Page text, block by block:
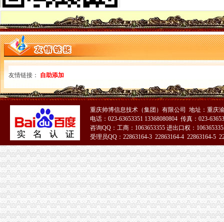
一般纳税人申报表填表说明（试点纳税人适用）|广东省国家税务局
增值税申报表怎么填一般纳税人增值税申报表_土豆
增值税一般纳税人申报
一般纳税人申请书怎么样写_已解决-阿里巴巴生意经
其他增值税一般纳税人申报表培训-原创-搜狐
一般纳税人申请书(范本)_广佛会计交流群组_新浪博客
2016增值税一般纳税人纳税申报表_工商税务_中顾律网
小规模转一般纳税人申报表如何衔接_上海包听|E都市
一般纳税人申报表
增值税纳税申报表（一般纳税人适用）及其附列资料
如何填制一般纳税人增值税申报表(2)-蝴蝶飞飞的日志-网易博客
一般纳税人申报表填写及关键点说明
2016新《增值税纳税申报表（一般纳税人适用）》及其附列资料
2016年营改增后一般纳税人申报表（样表）
一般纳税人申请书
增值税新版一般纳税人申报表填写热点问题_中华会计网校_税务网校
增值税一般纳税人申请书怎么写？_百度知道
6月申报期来了,新旧增值税一般纳税人填报关键点要知道！_搜狐其它
一般纳税人申报表及附表.xls
增值税一般纳税人申报表填写说明
2016新.《增值税纳税申报表（一般纳税人适用）》及其附列资料填
友情链接： 自助添加
重庆帅博信息技术（集团）有限公司 地址：重庆
电话：023-63653351 13368080804 传真：023-
咨询QQ：工商：1063653355 进出口权：
受理员QQ：22863164-3 22863164-4 22863164-5